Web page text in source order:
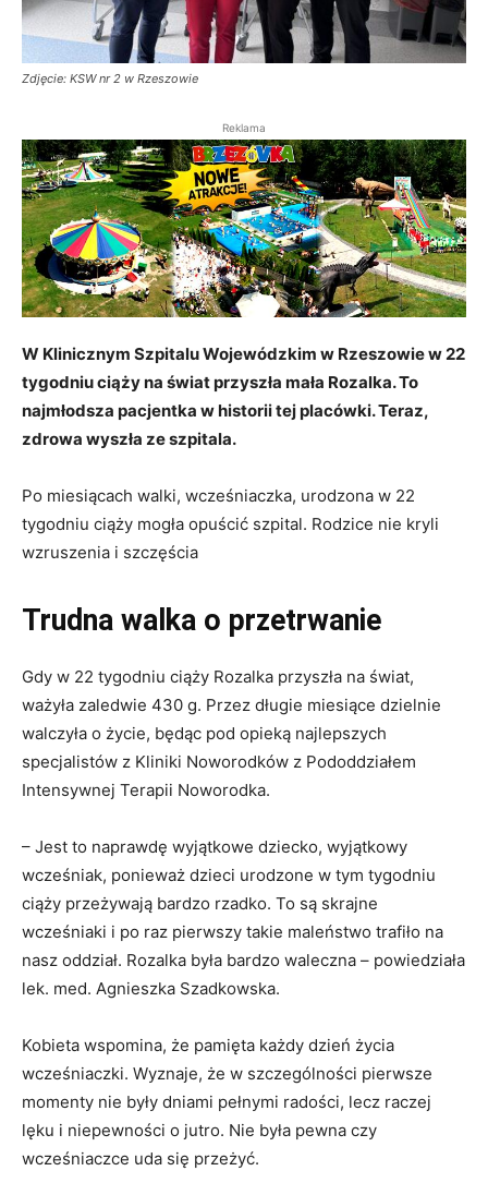
Zdjęcie: KSW nr 2 w Rzeszowie
Reklama
W Klinicznym Szpitalu Wojewódzkim w Rzeszowie w 22
tygodniu ciąży na świat przyszła mała Rozalka. To
najmłodsza pacjentka w historii tej placówki. Teraz,
zdrowa wyszła ze szpitala.
Po miesiącach walki, wcześniaczka, urodzona w 22
tygodniu ciąży mogła opuścić szpital. Rodzice nie kryli
wzruszenia i szczęścia
Trudna walka o przetrwanie
Gdy w 22 tygodniu ciąży Rozalka przyszła na świat,
ważyła zaledwie 430 g. Przez długie miesiące dzielnie
walczyła o życie, będąc pod opieką najlepszych
specjalistów z Kliniki Noworodków z Pododdziałem
Intensywnej Terapii Noworodka.
– Jest to naprawdę wyjątkowe dziecko, wyjątkowy
wcześniak, ponieważ dzieci urodzone w tym tygodniu
ciąży przeżywają bardzo rzadko. To są skrajne
wcześniaki i po raz pierwszy takie maleństwo trafiło na
nasz oddział. Rozalka była bardzo waleczna – powiedziała
lek. med. Agnieszka Szadkowska.
Kobieta wspomina, że pamięta każdy dzień życia
wcześniaczki. Wyznaje, że w szczególności pierwsze
momenty nie były dniami pełnymi radości, lecz raczej
lęku i niepewności o jutro. Nie była pewna czy
wcześniaczce uda się przeżyć.